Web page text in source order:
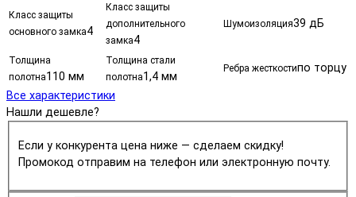
Класс защиты
основного замка4
Класс защиты
дополнительного
замка4
Шумоизоляция39 дБ
Толщина
полотна110 мм
Толщина стали
полотна1,4 мм
Ребра жесткостипо торцу
Все характеристики
Нашли дешевле?
Если у конкурента цена ниже — сделаем скидку!
Промокод отправим на телефон или электронную почту.